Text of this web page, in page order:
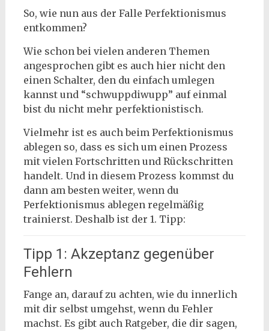
So, wie nun aus der Falle Perfektionismus
entkommen?
Wie schon bei vielen anderen Themen
angesprochen gibt es auch hier nicht den
einen Schalter, den du einfach umlegen
kannst und “schwuppdiwupp” auf einmal
bist du nicht mehr perfektionistisch.
Vielmehr ist es auch beim Perfektionismus
ablegen so, dass es sich um einen Prozess
mit vielen Fortschritten und Rückschritten
handelt. Und in diesem Prozess kommst du
dann am besten weiter, wenn du
Perfektionismus ablegen regelmäßig
trainierst. Deshalb ist der 1. Tipp:
Tipp 1: Akzeptanz gegenüber
Fehlern
Fange an, darauf zu achten, wie du innerlich
mit dir selbst umgehst, wenn du Fehler
machst. Es gibt auch Ratgeber, die dir sagen,